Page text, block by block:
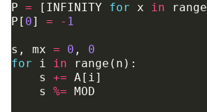
P = [ INFINITY for x in range
P [ 0] = - 1
s , mx = 0 ,
0
for
i in range ( n ):
s
+= A[ i]
s
%= MOD